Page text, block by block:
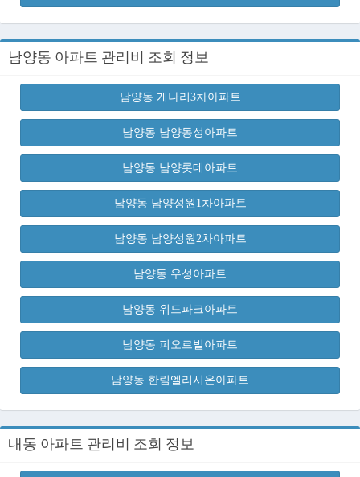
남양동 아파트 관리비 조회 정보
남양동 개나리3차아파트
남양동 남양동성아파트
남양동 남양롯데아파트
남양동 남양성원1차아파트
남양동 남양성원2차아파트
남양동 우성아파트
남양동 위드파크아파트
남양동 피오르빌아파트
남양동 한림엘리시온아파트
내동 아파트 관리비 조회 정보